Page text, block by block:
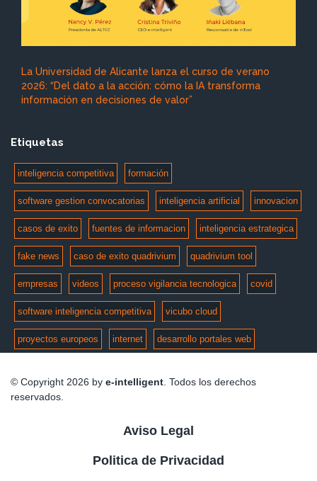
La Universidad de Alicante lanza el curso de verano
2026: “Del dato a la acción: cómo la IA transforma
información en decisiones de valor”
Etiquetas
inteligencia competitiva formación
software gestion convocatorias inteligencia artificial innovacion
casos de exito fuentes de informacion inteligencia estrategica
fake news caso de exito quadrivium quadrivium tool
empresas videos proceso vigilancia tecnologica covid
software inteligencia competitiva vicubo cloud
proyectos europeos internet desarrollo portales web
© Copyright 2026 by e-intelligent. Todos los derechos
reservados.
Aviso Legal
Politica de Privacidad